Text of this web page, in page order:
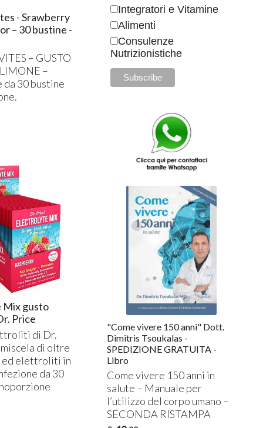
- Srawberry
– 30 bustine -
– GUSTO
LIMONE –
da 30 bustine
gusto
Price
di Dr.
miscela di oltre
ed elettroliti in
da 30
Integratori e Vitamine
Alimenti
Consulenze
Nutrizionistiche
"Come vivere 150 anni" Dott.
Dimitris Tsoukalas -
SPEDIZIONE GRATUITA -
Libro
Come vivere 150 anni in
salute – Manuale per
l’utilizzo del corpo umano –
SECONDA RISTAMPA